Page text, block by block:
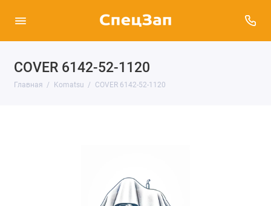
COVER 6142-52-1120
Главная Komatsu COVER 6142-52-1120